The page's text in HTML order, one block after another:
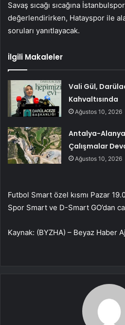
Savaş sıcağı sıcağına
değerlendirirken, Hatayspor ile
soruları yanıtlayacak.
İlgili Makaleler
Vali Gül,
Kahvaltısında
Ağustos 10, 2026
Antalya-
Çalışmalar
Ağustos 10, 2026
Futbol Smart özel kısmı Pazar
Spor Smart ve D-Smart GO’dan
Kaynak: (BYZHA) – Beyaz Haber